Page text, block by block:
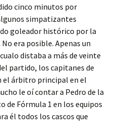
cinco minutos por
simpatizantes
goleador histórico por la
era posible. Apenas un
distaba a más de veinte
partido, los capitanes de
el árbitro principal en el
le oí contar a Pedro de la
de Fórmula 1 en los equipos
él todos los cascos que